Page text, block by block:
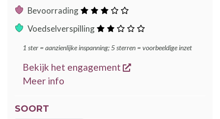
Bevoorrading
Voedselverspilling
1 ster = aanzienlijke inspanning; 5 sterren = voorbeeldige inzet
Bekijk het engagement
opent een nieuw
Meer info
SOORT